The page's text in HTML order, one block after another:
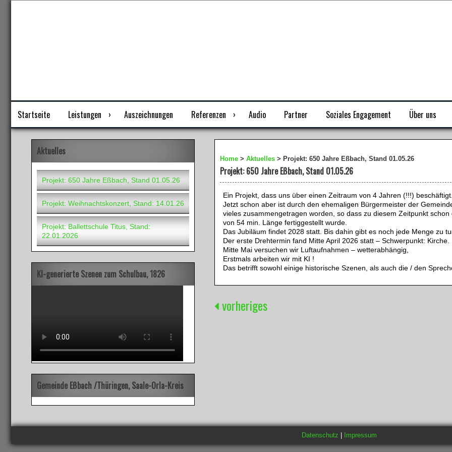
Startseite Leistungen Auszeichnungen Referenzen Audio Partner Soziales Engagement Über uns
Home > Aktuelles > Projekt: 650 Jahre Eßbach, Stand 01.05.26
Projekt: 650 Jahre Eßbach, Stand 01.05.26
Ein Projekt, dass uns über einen Zeitraum von 4 Jahren (!!!) beschäftigt.
Jetzt schon aber ist durch den ehemaligen Bürgermeister der
vieles zusammengetragen worden, so dass zu diesem Zeitpunkt schon
von 54 min. Länge fertiggestellt wurde.
Das Jubiläum findet 2028 statt. Bis dahin gibt es noch jede Menge zu
Der erste Drehtermin fand Mitte April 2026 statt – Schwerpunkt: Kirche.
Mitte Mai versuchen wir Luftaufnahmen – wetterabhängig,
Erstmals arbeiten wir mit KI !
Das betrifft sowohl einige historische Szenen, als auch die / den
vorheriges
Aktuelles
Projekt: 650 Jahre Eßbach, Stand 01.05.26
Projekt: Weihnachtskonzert, Stand: 14.01.26
Projekt: Ballettschule Titus, Stand:
22.01.2026
KI-generierte Szenen zum Schulbau, 1826
Gemeinde Eßbach /Thüringen, Saale-Orla-Kreis
Datenschutz Impressum